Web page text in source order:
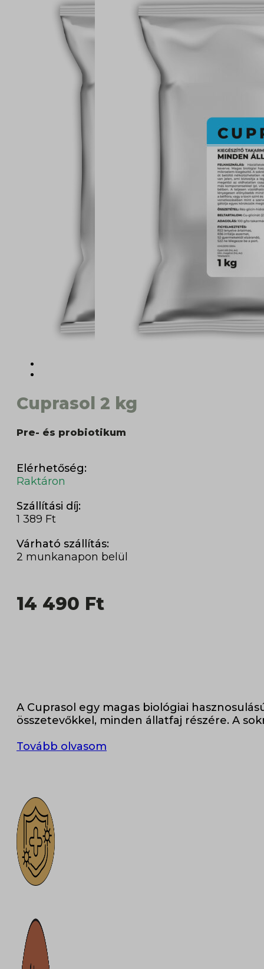
Cuprasol 2 kg
Pre- és probiotikum
Elérhetőség:
Raktáron
Szállítási díj:
1 389 Ft
Várható szállítás:
2 munkanapon belül
14 490 Ft
A Cuprasol egy magas biológiai
összetevőkkel, minden állatfaj részére. A
Tovább olvasom